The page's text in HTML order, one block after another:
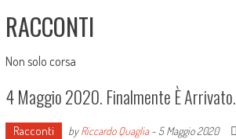
RACCONTI
Non solo corsa
4 Maggio 2020. Finalmente È Arrivato.
Racconti byRiccardo Quaglia- 5 Maggio 2020